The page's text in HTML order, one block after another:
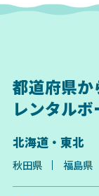
都道府県か
レンタル
北海道・東北
秋田県 福島県